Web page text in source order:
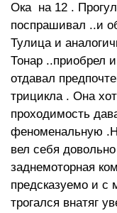
Ока на 12 .
поспрашивал ..и
Тулица и
Тонар ..приобрел
отдавал
трицикла . Она
проходимость
феноменальную
вел себя
заднемоторная
предсказуемо и с
трогался внатяг